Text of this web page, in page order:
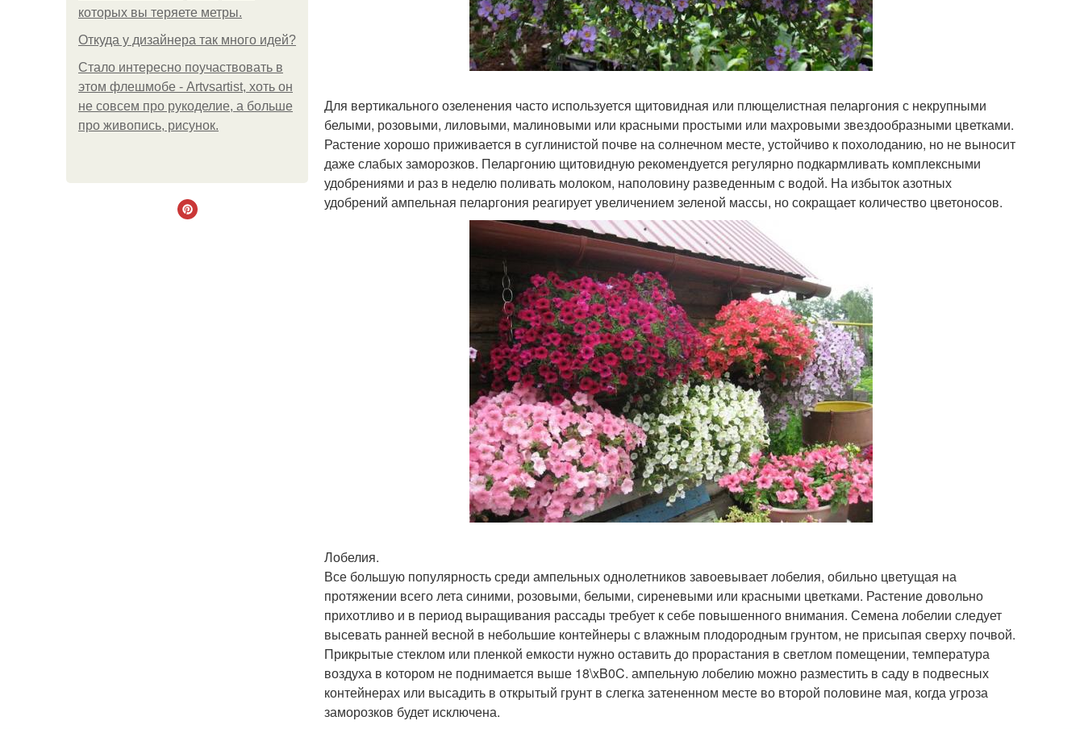
которых вы теряете метры.
Откуда у дизайнера так много идей?
Стало интересно поучаствовать в
этом флешмобе - Artvsartist, хоть он
не совсем про рукоделие, а больше
про живопись, рисунок.
Для вертикального озеленения часто используется щитовидная или плющелистная пеларгония с некрупными
белыми, розовыми, лиловыми, малиновыми или красными простыми или махровыми звездообразными цветками.
Растение хорошо приживается в суглинистой почве на солнечном месте, устойчиво к похолоданию, но не выносит
даже слабых заморозков. Пеларгонию щитовидную рекомендуется регулярно подкармливать комплексными
удобрениями и раз в неделю поливать молоком, наполовину разведенным с водой. На избыток азотных
удобрений ампельная пеларгония реагирует увеличением зеленой массы, но сокращает количество цветоносов.
Лобелия.
Все большую популярность среди ампельных однолетников завоевывает лобелия, обильно цветущая на
протяжении всего лета синими, розовыми, белыми, сиреневыми или красными цветками. Растение довольно
прихотливо и в период выращивания рассады требует к себе повышенного внимания. Семена лобелии следует
высевать ранней весной в небольшие контейнеры с влажным плодородным грунтом, не присыпая сверху почвой.
Прикрытые стеклом или пленкой емкости нужно оставить до прорастания в светлом помещении, температура
воздуха в котором не поднимается выше 18\xB0C. ампельную лобелию можно разместить в саду в подвесных
контейнерах или высадить в открытый грунт в слегка затененном месте во второй половине мая, когда угроза
заморозков будет исключена.